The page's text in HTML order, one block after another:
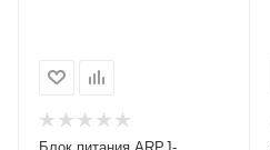
Блок питания ARPJ-